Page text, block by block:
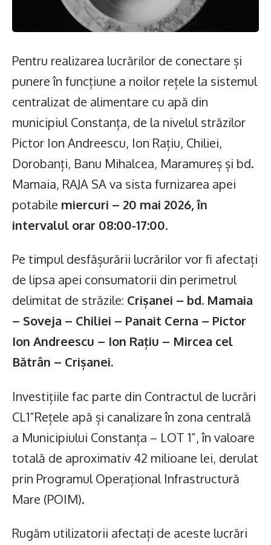
Pentru realizarea lucrărilor de conectare și
punere în funcțiune a noilor rețele la sistemul
centralizat de alimentare cu apă din
municipiul Constanța, de la nivelul străzilor
Pictor Ion Andreescu, Ion Rațiu, Chiliei,
Dorobanți, Banu Mihalcea, Maramureș și bd.
Mamaia, RAJA SA va sista furnizarea apei
potabile miercuri – 20 mai 2026, în
intervalul orar 08:00-17:00.
Pe timpul desfășurării lucrărilor vor fi afectați
de lipsa apei consumatorii din perimetrul
delimitat de străzile: Crișanei – bd. Mamaia
– Soveja – Chiliei – Panait Cerna – Pictor
Ion Andreescu – Ion Rațiu – Mircea cel
Bătrân – Crișanei.
Investițiile fac parte din Contractul de lucrări
CL1”Rețele apă și canalizare în zona centrală
a Municipiului Constanța – LOT 1”, în valoare
totală de aproximativ 42 milioane lei, derulat
prin Programul Operațional Infrastructură
Mare (POIM).
Rugăm utilizatorii afectați de aceste lucrări